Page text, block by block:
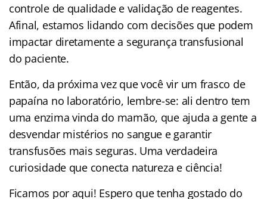
controle de qualidade e validação de reagentes.
Afinal, estamos lidando com decisões que podem
impactar diretamente a segurança transfusional
do paciente.
Então, da próxima vez que você vir um frasco de
papaína no laboratório, lembre-se: ali dentro tem
uma enzima vinda do mamão, que ajuda a gente a
desvendar mistérios no sangue e garantir
transfusões mais seguras. Uma verdadeira
curiosidade que conecta natureza e ciência!
Ficamos por aqui! Espero que tenha gostado do